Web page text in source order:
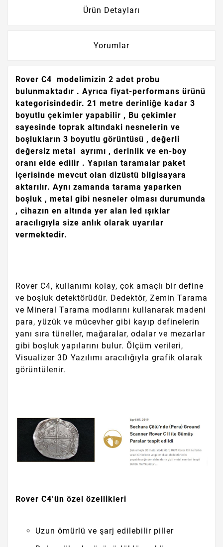
Ürün Detayları
Yorumlar
Rover C4 modelimizin 2 adet probu
bulunmaktadır . Ayrıca fiyat-performans ürünü
kategorisindedir. 21 metre derinliğe kadar 3
boyutlu çekimler yapabilir , Bu çekimler
sayesinde toprak altındaki nesnelerin ve
boşlukların 3 boyutlu görüntüsü , değerli
değersiz metal ayrımı , derinlik ve en-boy
oranı elde edilir . Yapılan taramalar paket
içerisinde mevcut olan dizüstü bilgisayara
aktarılır. Aynı zamanda tarama yaparken
boşluk , metal gibi nesneler olması durumunda
, cihazın en altında yer alan led ışıklar
aracılıgıyla size anlık olarak uyarılar
vermektedir.
Rover C4, kullanımı kolay, çok amaçlı bir define
ve boşluk detektörüdür. Dedektör, Zemin Tarama
ve Mineral Tarama modlarını kullanarak madeni
para, yüzük ve mücevher gibi kayıp definelerin
yanı sıra tüneller, mağaralar, odalar ve mezarlar
gibi boşluk yapılarını bulur. Ölçüm verileri,
Visualizer 3D Yazılımı aracılığıyla grafik olarak
görüntülenir.
Rover C4’ün özel özellikleri
Uzun ömürlü ve şarj edilebilir piller